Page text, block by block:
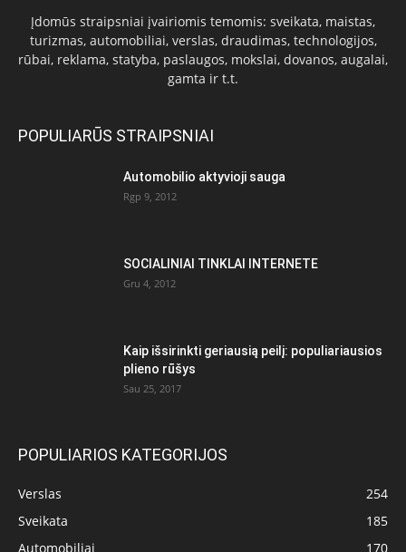
Įdomūs straipsniai įvairiomis temomis: sveikata, maistas,
turizmas, automobiliai, verslas, draudimas, technologijos,
rūbai, reklama, statyba, paslaugos, mokslai, dovanos, augalai,
gamta ir t.t.
POPULIARŪS STRAIPSNIAI
Automobilio aktyvioji sauga
Rgp 9, 2012
SOCIALINIAI TINKLAI INTERNETE
Gru 4, 2012
Kaip išsirinkti geriausią peilį: populiariausios
plieno rūšys
Sau 25, 2017
POPULIARIOS KATEGORIJOS
Verslas
254
Sveikata
185
Automobiliai
170